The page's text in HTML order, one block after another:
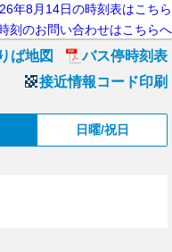
年8月14日の時刻表はこちら
刻のお問い合わせはこちらへ
ば地図
バス停時刻表
接近情報コード印刷
日曜/祝日